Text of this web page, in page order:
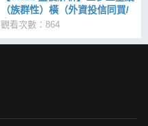
（族群性）橫（外資投信同買/
賣）
觀看次數：864